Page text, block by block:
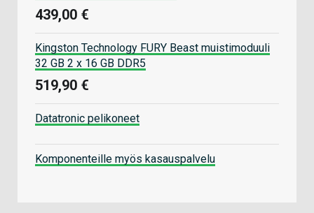
439,00 €
Kingston Technology FURY Beast muistimoduuli
32 GB 2 x 16 GB DDR5
519,90 €
Datatronic pelikoneet
Komponenteille myös kasauspalvelu